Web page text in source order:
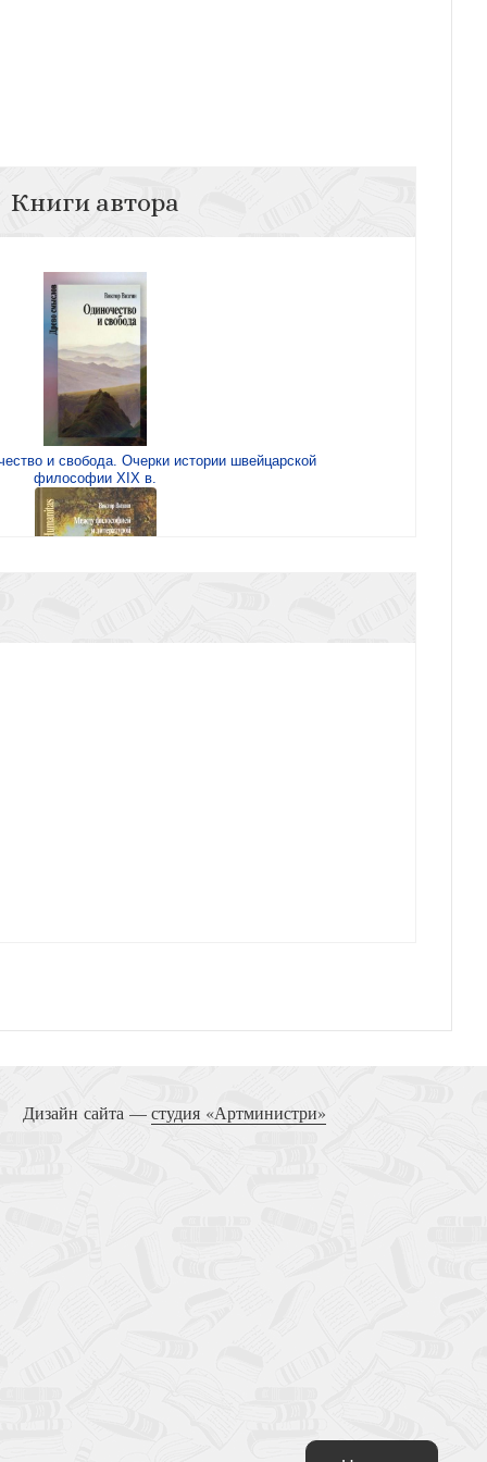
Книги автора
и свобода. Очерки истории швейцарской
философии XIX в.
Дизайн сайта —студия «Артминистри»